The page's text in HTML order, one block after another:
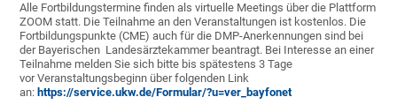
Alle Fortbildungstermine finden als virtuelle Meetings über die Plattform
ZOOM statt. Die Teilnahme an den Veranstaltungen ist kostenlos. Die
Fortbildungspunkte (CME) auch für die DMP-Anerkennungen sind bei
der Bayerischen Landesärztekammer beantragt. Bei Interesse an einer
Teilnahme melden Sie sich bitte bis spätestens 3 Tage
vor Veranstaltungsbeginn über folgenden Link
an: https://service.ukw.de/Formular/?u=ver_bayfonet